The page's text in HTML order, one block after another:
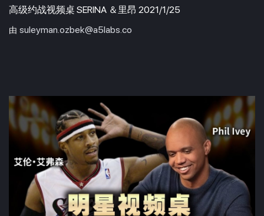
高级约战视频桌 SERINA ＆里昂 2021/1/25
由 suleyman.ozbek@a5labs.co